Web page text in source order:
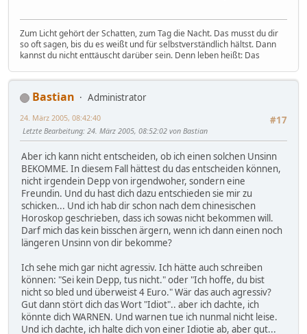
Zum Licht gehört der Schatten, zum Tag die Nacht. Das musst du dir
so oft sagen, bis du es weißt und für selbstverständlich hältst. Dann
kannst du nicht enttäuscht darüber sein. Denn leben heißt: Das
Bastian
Administrator
#17
24. März 2005, 08:42:40
Letzte Bearbeitung: 24. März 2005, 08:52:02 von Bastian
Aber ich kann nicht entscheiden, ob ich einen solchen Unsinn
BEKOMME. In diesem Fall hättest du das entscheiden können,
nicht irgendein Depp von irgendwoher, sondern eine
Freundin. Und du hast dich dazu entschieden sie mir zu
schicken... Und ich hab dir schon nach dem chinesischen
Horoskop geschrieben, dass ich sowas nicht bekommen will.
Darf mich das kein bisschen ärgern, wenn ich dann einen noch
längeren Unsinn von dir bekomme?
Ich sehe mich gar nicht agressiv. Ich hätte auch schreiben
können: "Sei kein Depp, tus nicht." oder "Ich hoffe, du bist
nicht so bled und überweist 4 Euro." Wär das auch agressiv?
Gut dann stört dich das Wort "Idiot".. aber ich dachte, ich
könnte dich WARNEN. Und warnen tue ich nunmal nicht leise.
Und ich dachte, ich halte dich von einer Idiotie ab, aber gut...